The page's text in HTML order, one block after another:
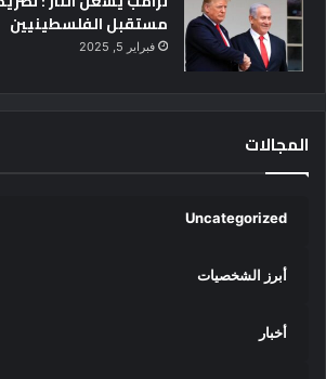
مستقبل الفلسطينيين
فبراير 5, 2025
المجالات
Uncategorized
أبرز الشخصيات
أخبار